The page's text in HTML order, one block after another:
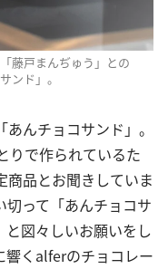
藤戸まんぢゅう」との
ンド」。
んチョコサンド」。
りで作られているた
商品とお聞きしていま
切って「あんチョコサ
図々しいお願いをし
響くalferのチョコレー